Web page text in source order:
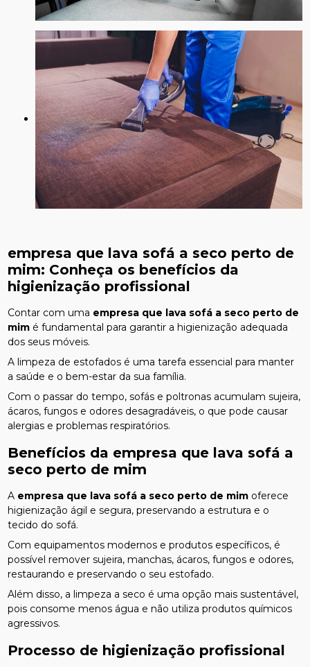
empresa que lava sofá a seco perto de
mim: Conheça os benefícios da
higienização profissional
Contar com uma empresa que lava sofá a seco perto de
mim é fundamental para garantir a higienização adequada
dos seus móveis.
A limpeza de estofados é uma tarefa essencial para manter
a saúde e o bem-estar da sua família.
Com o passar do tempo, sofás e poltronas acumulam sujeira,
ácaros, fungos e odores desagradáveis, o que pode causar
alergias e problemas respiratórios.
Benefícios da empresa que lava sofá a
seco perto de mim
A empresa que lava sofá a seco perto de mim oferece
higienização ágil e segura, preservando a estrutura e o
tecido do sofá.
Com equipamentos modernos e produtos específicos, é
possível remover sujeira, manchas, ácaros, fungos e odores,
restaurando e preservando o seu estofado.
Além disso, a limpeza a seco é uma opção mais sustentável,
pois consome menos água e não utiliza produtos químicos
agressivos.
Processo de higienização profissional